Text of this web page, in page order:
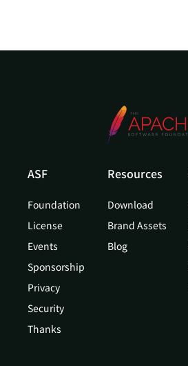
ASF
Foundation
License
Events
Sponsorship
Privacy
Security
Thanks
Resources
Download
Brand Assets
Blog